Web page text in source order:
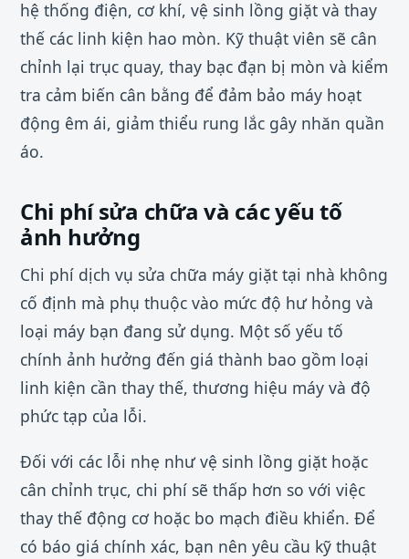
hệ thống điện, cơ khí, vệ sinh lồng giặt và thay
thế các linh kiện hao mòn. Kỹ thuật viên sẽ cân
chỉnh lại trục quay, thay bạc đạn bị mòn và kiểm
tra cảm biến cân bằng để đảm bảo máy hoạt
động êm ái, giảm thiểu rung lắc gây nhăn quần
áo.
Chi phí sửa chữa và các yếu tố
ảnh hưởng
Chi phí dịch vụ sửa chữa máy giặt tại nhà không
cố định mà phụ thuộc vào mức độ hư hỏng và
loại máy bạn đang sử dụng. Một số yếu tố
chính ảnh hưởng đến giá thành bao gồm loại
linh kiện cần thay thế, thương hiệu máy và độ
phức tạp của lỗi.
Đối với các lỗi nhẹ như vệ sinh lồng giặt hoặc
cân chỉnh trục, chi phí sẽ thấp hơn so với việc
thay thế động cơ hoặc bo mạch điều khiển. Để
có báo giá chính xác, bạn nên yêu cầu kỹ thuật